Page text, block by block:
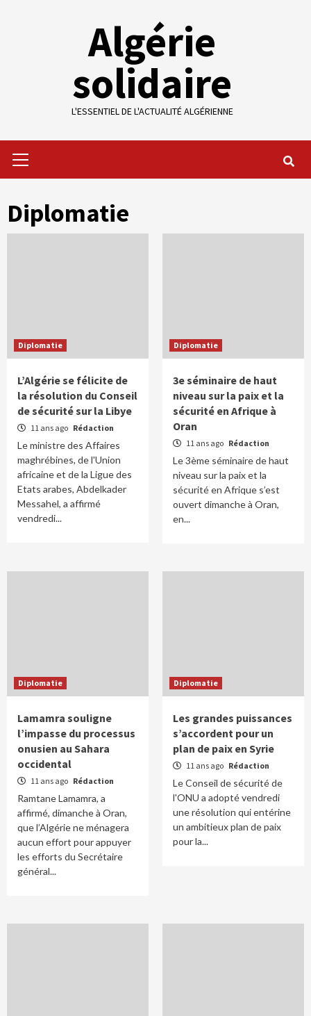
Algérie
solidaire
L'ESSENTIEL DE L'ACTUALITÉ ALGÉRIENNE
Menu
Diplomatie
Diplomatie
L’Algérie se félicite de
la résolution du Conseil
de sécurité sur la Libye
11 ans ago Rédaction
Le ministre des Affaires
maghrébines, de l'Union
africaine et de la Ligue des
Etats arabes, Abdelkader
Messahel, a affirmé
vendredi...
Diplomatie
3e séminaire de haut
niveau sur la paix et la
sécurité en Afrique à
Oran
11 ans ago Rédaction
Le 3ème séminaire de haut
niveau sur la paix et la
sécurité en Afrique s’est
ouvert dimanche à Oran,
en...
Diplomatie
Lamamra souligne
l’impasse du processus
onusien au Sahara
occidental
11 ans ago Rédaction
Ramtane Lamamra, a
affirmé, dimanche à Oran,
que l’Algérie ne ménagera
aucun effort pour appuyer
les efforts du Secrétaire
général...
Diplomatie
Les grandes puissances
s’accordent pour un
plan de paix en Syrie
11 ans ago Rédaction
Le Conseil de sécurité de
l'ONU a adopté vendredi
une résolution qui entérine
un ambitieux plan de paix
pour la...